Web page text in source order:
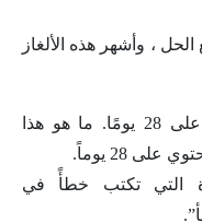
، وأشهر هذه الألغاز
اللغز: أحد أشهر السنة يحتوي على 28 يومًا. ما هو هذا
28 يوماً.
التي تكتب خطأً في